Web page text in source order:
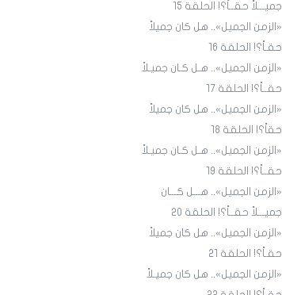
جميـــلاً حقــاً؟! الحلقة 15
«الزمن الجميل».. هل كان جميلاً
حقـاً؟! الحلقة 16
«الزمن الجميل».. هـل كـان جميـلاً
حقــاً؟! الحلقة 17
«الزمن الجميل».. هل كان جميلاً
حقاً؟! الحلقة 18
«الزمن الجميل».. هـل كـان جميـلاً
حقــاً؟! الحلقة 19
«الزمن الجميل».. هـــل كـــان
جميـــلاً حقــاً؟! الحلقة 20
«الزمن الجميل».. هل كان جميلاً
حقـاً؟! الحلقة 21
«الزمن الجميل».. هل كان جميـلاً